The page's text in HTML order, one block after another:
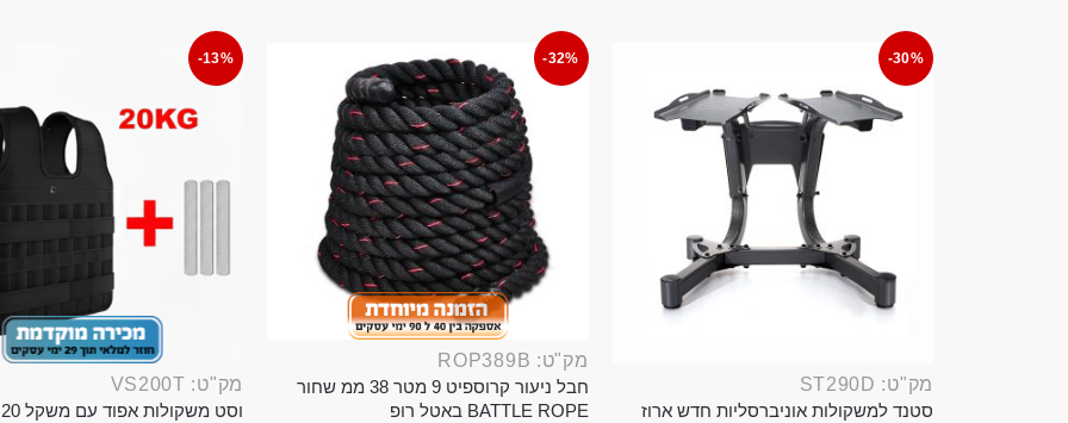
-30%
מק"ט: ST290D
סטנד למשקולות אוניברסליות חדש ארוז
-32%
מק"ט: ROP389B
חבל ניעור קרוספיט 9 מטר 38 ממ שחור
BATTLE ROPE באטל רופ
-13%
מק"ט: VS200T